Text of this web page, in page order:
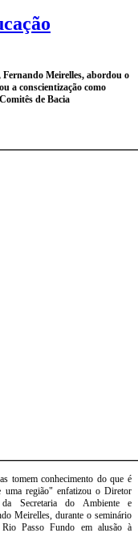
Meirelles, abordou o
a conscientização como
de Bacia
tomem conhecimento do que é
uma região" enfatizou o Diretor
Secretaria do Ambiente e
Meirelles, durante o seminário
Passo Fundo em alusão à